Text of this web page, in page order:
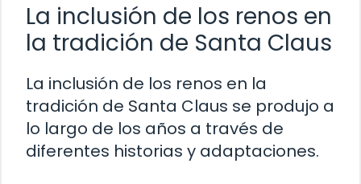
La inclusión de los renos en
la tradición de Santa Claus
La inclusión de los renos en la
tradición de Santa Claus se produjo a
lo largo de los años a través de
diferentes historias y adaptaciones.